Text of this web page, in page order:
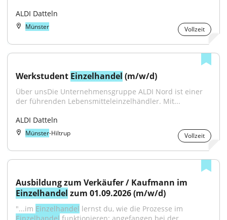
ALDI Datteln
Münster Vollzeit
Werkstudent Einzelhandel (m/w/d)
Über unsDie Unternehmensgruppe ALDI Nord ist einer
der führenden Lebensmitteleinzelhändler. Mit...
ALDI Datteln
Münster-Hiltrup Vollzeit
Einzelhandel zum 01.09.2026 (m/w/d)
"...im Einzelhandel